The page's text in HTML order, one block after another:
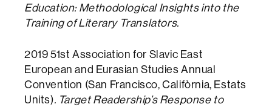
Education: Methodological Insights into the
Training of Literary Translators.
2019 51st Association for Slavic East
European and Eurasian Studies Annual
Convention (San Francisco, Califòrnia, Estats
Units). Target Readership’s Response to